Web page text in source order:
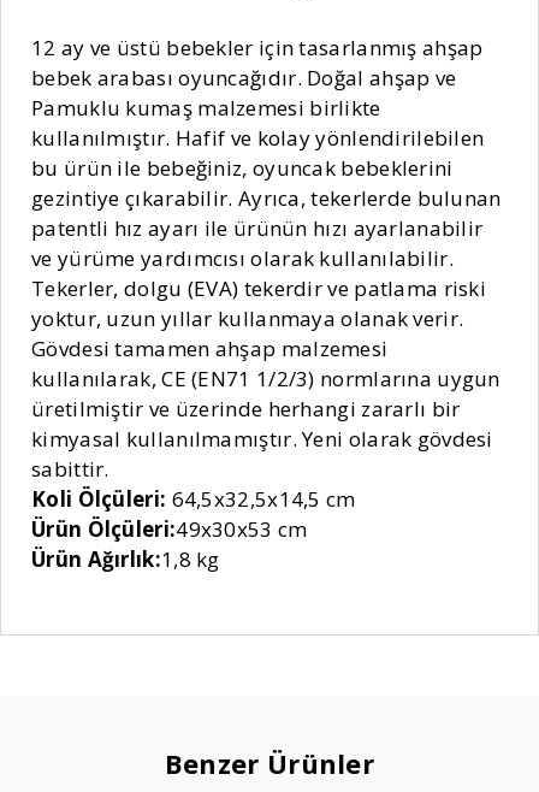
12 ay ve üstü bebekler için tasarlanmış ahşap
bebek arabası oyuncağıdır. Doğal ahşap ve
Pamuklu kumaş malzemesi birlikte
kullanılmıştır. Hafif ve kolay yönlendirilebilen
bu ürün ile bebeğiniz, oyuncak bebeklerini
gezintiye çıkarabilir. Ayrıca, tekerlerde bulunan
patentli hız ayarı ile ürünün hızı ayarlanabilir
ve yürüme yardımcısı olarak kullanılabilir.
Tekerler, dolgu (EVA) tekerdir ve patlama riski
yoktur, uzun yıllar kullanmaya olanak verir.
Gövdesi tamamen ahşap malzemesi
kullanılarak, CE (EN71 1/2/3) normlarına uygun
üretilmiştir ve üzerinde herhangi zararlı bir
kimyasal kullanılmamıştır. Yeni olarak gövdesi
sabittir.
Koli Ölçüleri: 64,5x32,5x14,5 cm
Ürün Ölçüleri:49x30x53 cm
Ürün Ağırlık:1,8 kg
Benzer Ürünler